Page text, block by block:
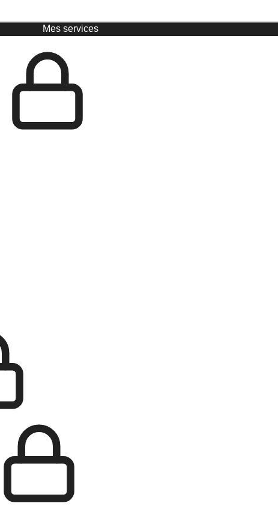
Mes services